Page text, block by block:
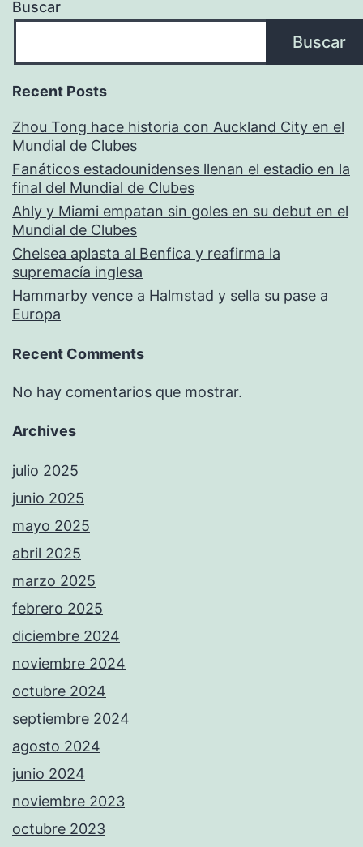
Buscar
Buscar
Recent Posts
Zhou Tong hace historia con Auckland City en el
Mundial de Clubes
Fanáticos estadounidenses llenan el estadio en la
final del Mundial de Clubes
Ahly y Miami empatan sin goles en su debut en el
Mundial de Clubes
Chelsea aplasta al Benfica y reafirma la
supremacía inglesa
Hammarby vence a Halmstad y sella su pase a
Europa
Recent Comments
No hay comentarios que mostrar.
Archives
julio 2025
junio 2025
mayo 2025
abril 2025
marzo 2025
febrero 2025
diciembre 2024
noviembre 2024
octubre 2024
septiembre 2024
agosto 2024
junio 2024
noviembre 2023
octubre 2023